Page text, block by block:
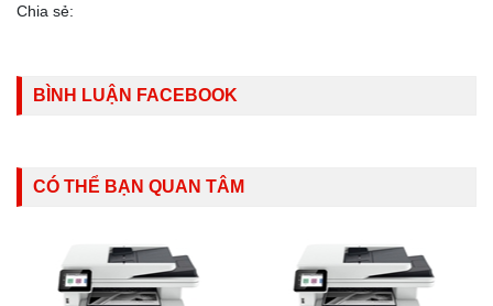
Chia sẻ:
BÌNH LUẬN FACEBOOK
CÓ THỂ BẠN QUAN TÂM